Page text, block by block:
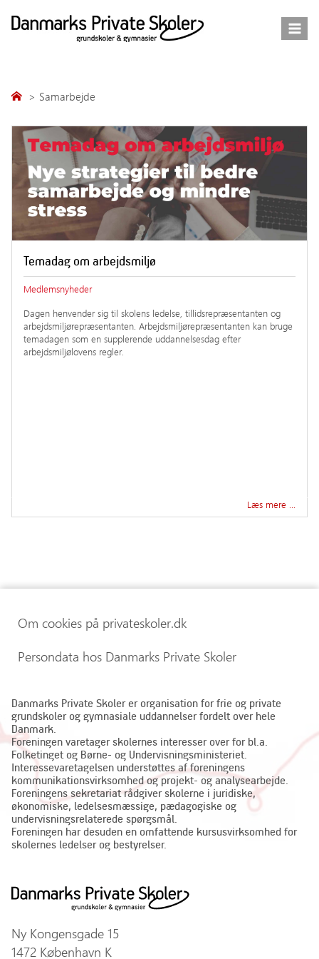
Samarbejde
Temadag om arbejdsmiljø
Medlemsnyheder
Dagen henvender sig til skolens ledelse, tillidsrepræsentanten og
arbejdsmiljørepræsentanten. Arbejdsmiljørepræsentanten kan bruge
temadagen som en supplerende uddannelsesdag efter
arbejdsmiljølovens regler.
Læs mere …
Om cookies på privateskoler.dk
Persondata hos Danmarks Private Skoler
Danmarks Private Skoler er organisation for frie og private
grundskoler og gymnasiale uddannelser fordelt over hele
Danmark.
Foreningen varetager skolernes interesser over for bl.a.
Folketinget og Børne- og Undervisningsministeriet.
Interessevaretagelsen understøttes af foreningens
kommunikationsvirksomhed og projekt- og analysearbejde.
Foreningens sekretariat rådgiver skolerne i juridiske,
økonomiske, ledelsesmæssige, pædagogiske og
undervisningsrelaterede spørgsmål.
Foreningen har desuden en omfattende kursusvirksomhed for
skolernes ledelser og bestyrelser.
Ny Kongensgade 15
1472 København K